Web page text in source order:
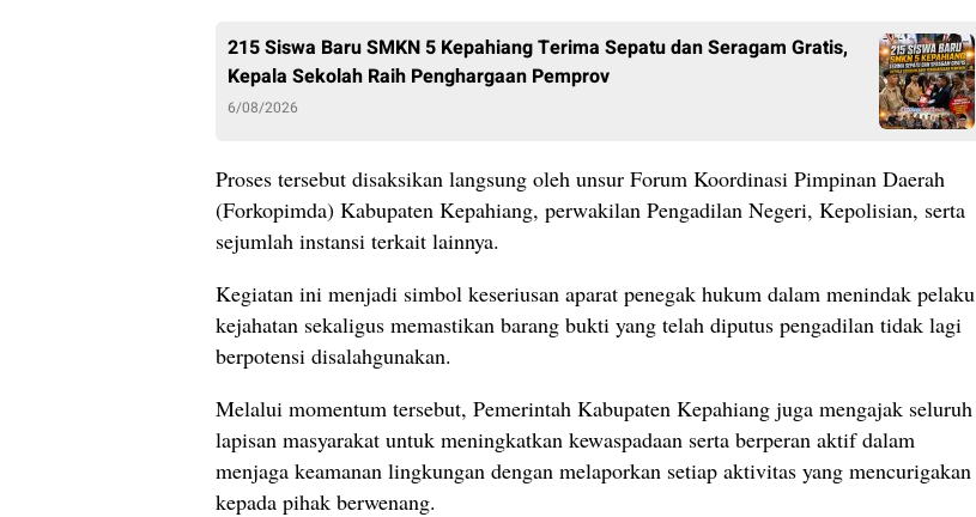
215 Siswa Baru SMKN 5 Kepahiang Terima Sepatu dan Seragam Gratis,
Kepala Sekolah Raih Penghargaan Pemprov
6/08/2026
Proses tersebut disaksikan langsung oleh unsur Forum Koordinasi Pimpinan Daerah
(Forkopimda) Kabupaten Kepahiang, perwakilan Pengadilan Negeri, Kepolisian, serta
sejumlah instansi terkait lainnya.
Kegiatan ini menjadi simbol keseriusan aparat penegak hukum dalam menindak pelaku
kejahatan sekaligus memastikan barang bukti yang telah diputus pengadilan tidak lagi
berpotensi disalahgunakan.
Melalui momentum tersebut, Pemerintah Kabupaten Kepahiang juga mengajak seluruh
lapisan masyarakat untuk meningkatkan kewaspadaan serta berperan aktif dalam
menjaga keamanan lingkungan dengan melaporkan setiap aktivitas yang mencurigakan
kepada pihak berwenang.